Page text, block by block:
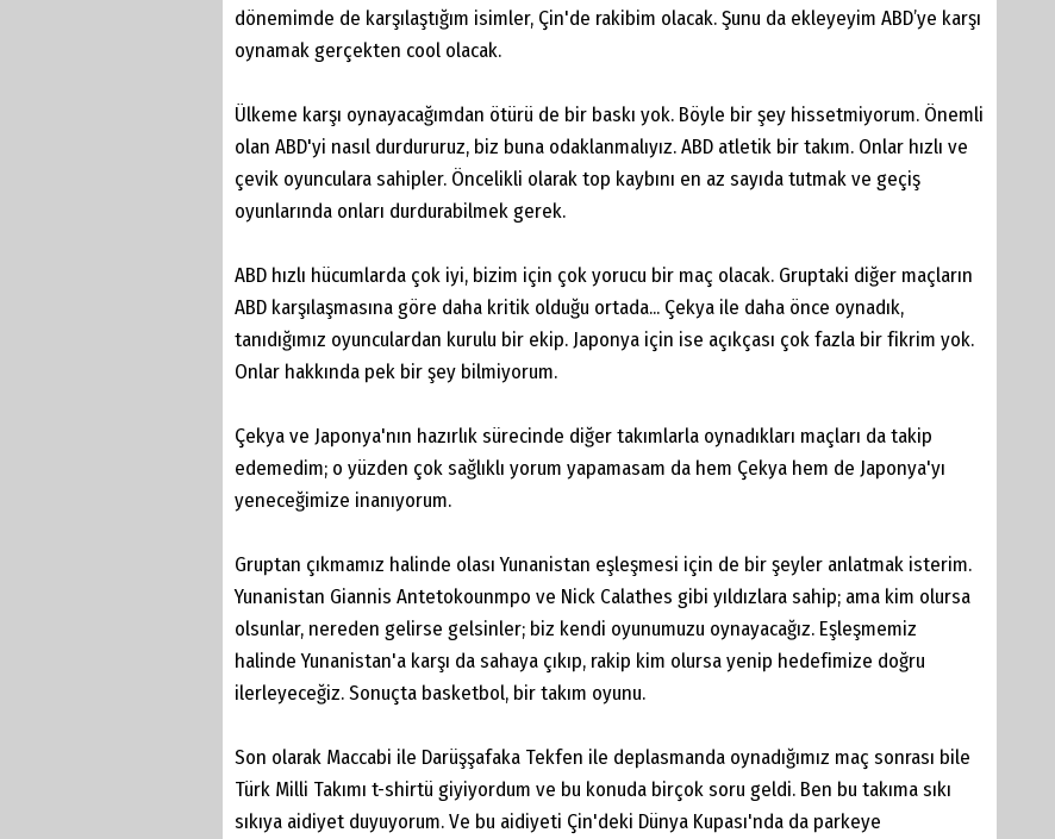
dönemimde de karşılaştığım isimler, Çin'de rakibim olacak. Şunu da ekleyeyim ABD’ye karşı
oynamak gerçekten cool olacak.
Ülkeme karşı oynayacağımdan ötürü de bir baskı yok. Böyle bir şey hissetmiyorum. Önemli
olan ABD'yi nasıl durdururuz, biz buna odaklanmalıyız. ABD atletik bir takım. Onlar hızlı ve
çevik oyunculara sahipler. Öncelikli olarak top kaybını en az sayıda tutmak ve geçiş
oyunlarında onları durdurabilmek gerek.
ABD hızlı hücumlarda çok iyi, bizim için çok yorucu bir maç olacak. Gruptaki diğer maçların
ABD karşılaşmasına göre daha kritik olduğu ortada... Çekya ile daha önce oynadık,
tanıdığımız oyunculardan kurulu bir ekip. Japonya için ise açıkçası çok fazla bir fikrim yok.
Onlar hakkında pek bir şey bilmiyorum.
Çekya ve Japonya'nın hazırlık sürecinde diğer takımlarla oynadıkları maçları da takip
edemedim; o yüzden çok sağlıklı yorum yapamasam da hem Çekya hem de Japonya'yı
yeneceğimize inanıyorum.
Gruptan çıkmamız halinde olası Yunanistan eşleşmesi için de bir şeyler anlatmak isterim.
Yunanistan Giannis Antetokounmpo ve Nick Calathes gibi yıldızlara sahip; ama kim olursa
olsunlar, nereden gelirse gelsinler; biz kendi oyunumuzu oynayacağız. Eşleşmemiz
halinde Yunanistan'a karşı da sahaya çıkıp, rakip kim olursa yenip hedefimize doğru
ilerleyeceğiz. Sonuçta basketbol, bir takım oyunu.
Son olarak Maccabi ile Darüşşafaka Tekfen ile deplasmanda oynadığımız maç sonrası bile
Türk Milli Takımı t-shirtü giyiyordum ve bu konuda birçok soru geldi. Ben bu takıma sıkı
sıkıya aidiyet duyuyorum. Ve bu aidiyeti Çin'deki Dünya Kupası'nda da parkeye